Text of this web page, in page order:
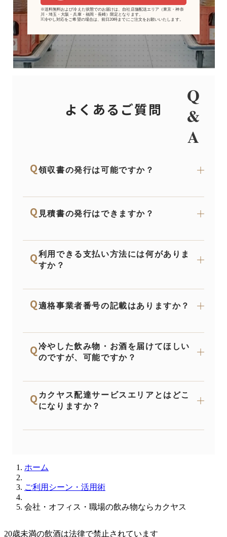
ホーム
ご利用シーン・活用術
会社・オフィス・職場の飲み物ならカクヤス
※送料無料および冷えた状態でのお届けは、自社店舗配送エリア（東京・神奈
川・埼玉・大阪・兵庫・福岡・長崎）限定となります。
※冷やし対応をご希望の場合は、前日20時までにご注文をお願いいたします。
よくあるご質問
Q
&
A
Q領収書の発行は可能ですか？
法が異なります。詳しくはご利用ガイドの領収
Q 見積書の発行はできますか？
ができます。社内稟議や事前確認にもそのまま活
用いただけます。
Q利用できる支払い方法には何がありま
すか？
金引換などがご利用いただけます。詳しくは こち
Q適格事業者番号の記載はありますか？
ます。領収書・請求書に適格事業者番号を記載し
ています。
Q冷やした飲み物・お酒を届けてほしい
のですが、可能ですか？
冷えた状態でお届けいたします。大量注文でも冷
蔵庫いらずでお届けします。
Q カクヤス配達サービスエリアとはどこ
になりますか？
20歳未満の飲酒は法律で禁止されています